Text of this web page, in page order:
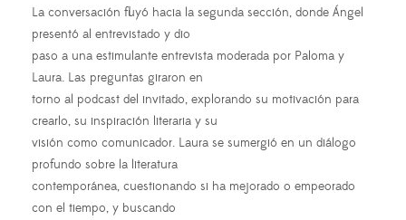
La conversación fluyó hacia la segunda sección, donde Ángel
presentó al entrevistado y dio
paso a una estimulante entrevista moderada por Paloma y
Laura. Las preguntas giraron en
torno al podcast del invitado, explorando su motivación para
crearlo, su inspiración literaria y su
visión como comunicador. Laura se sumergió en un diálogo
profundo sobre la literatura
contemporánea, cuestionando si ha mejorado o empeorado
con el tiempo, y buscando